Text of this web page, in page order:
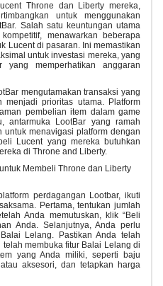
Throne dan Liberty mereka,
untuk menggunakan
Salah satu keuntungan utama
menawarkan beberapa
Lucent di pasaran. Ini memastikan
untuk investasi mereka, yang
memperhatikan anggaran
mengutamakan transaksi yang
menjadi prioritas utama. Platform
pembelian item dalam game
antarmuka LootBar yang ramah
menavigasi platform dengan
Lucent yang mereka butuhkan
di Throne and Liberty.
Membeli Throne dan Liberty
perdagangan Lootbar, ikuti
Pertama, tentukan jumlah
Anda memutuskan, klik “Beli
Anda. Selanjutnya, Anda perlu
Lelang. Pastikan Anda telah
membuka fitur Balai Lelang di
yang Anda miliki, seperti baju
aksesori, dan tetapkan harga